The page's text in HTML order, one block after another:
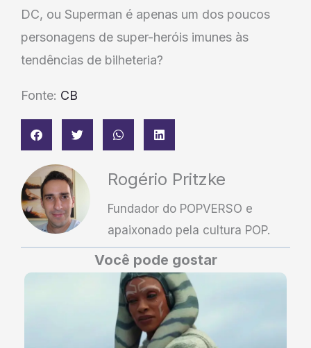
DC, ou Superman é apenas um dos poucos
personagens de super-heróis imunes às
tendências de bilheteria?
Fonte: CB
Rogério Pritzke
Fundador do POPVERSO e
apaixonado pela cultura POP.
Você pode gostar